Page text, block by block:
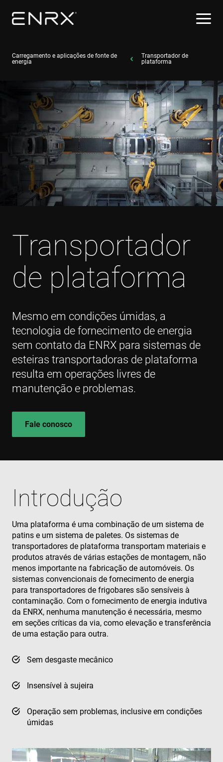
Carregamento e aplicações de fonte de
energia
Transportador de
plataforma
Transportador
de plataforma
Mesmo em condições úmidas, a
tecnologia de fornecimento de energia
sem contato da ENRX para sistemas de
esteiras transportadoras de plataforma
resulta em operações livres de
manutenção e problemas.
Fale conosco
Introdução
Uma plataforma é uma combinação de um sistema de
patins e um sistema de paletes. Os sistemas de
transportadores de plataforma transportam materiais e
produtos através de várias estações de montagem, não
menos importante na fabricação de automóveis. Os
sistemas convencionais de fornecimento de energia
para transportadores de frigobares são sensíveis à
contaminação. Com o fornecimento de energia indutiva
da ENRX, nenhuma manutenção é necessária, mesmo
em seções críticas da via, como elevação e transferência
de uma estação para outra.
Sem desgaste mecânico
Insensível à sujeira
Operação sem problemas, inclusive em condições
úmidas